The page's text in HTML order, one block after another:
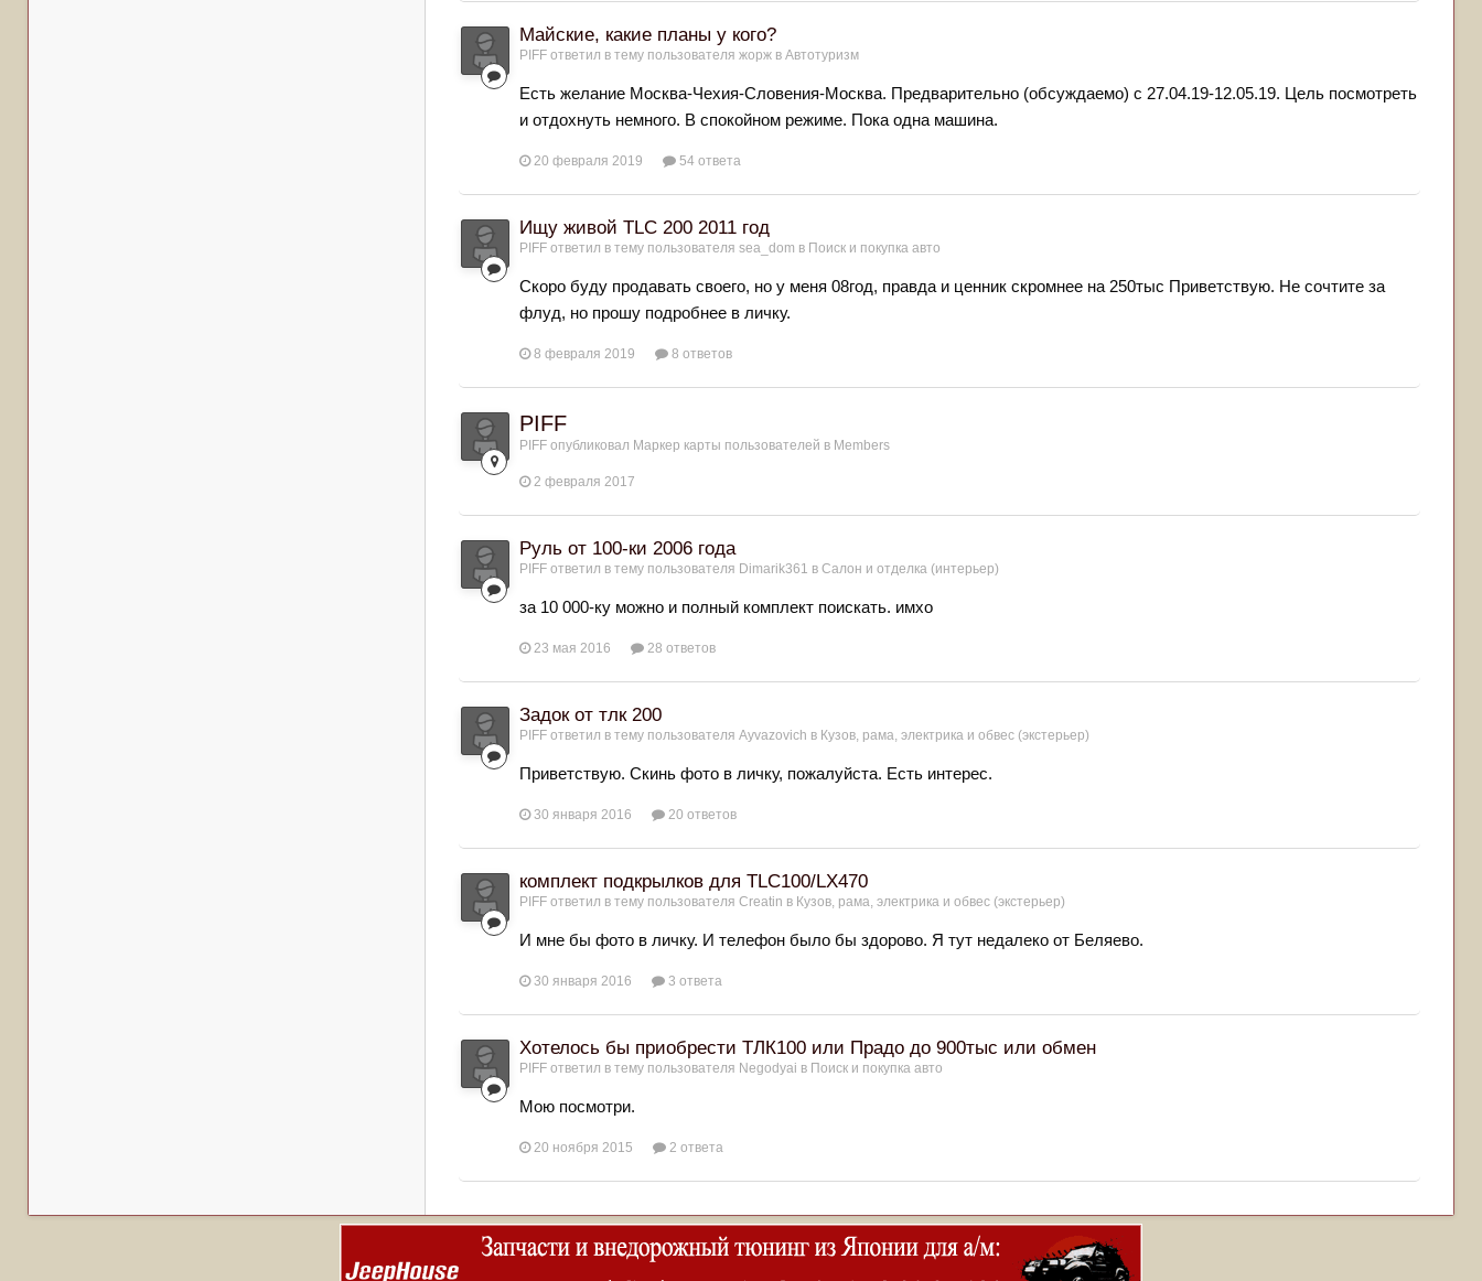
Майские, какие планы у кого?
PIFF ответил в тему пользователя жорж в Автотуризм
Есть желание Москва-Чехия-Словения-Москва. Предварительно (обсуждаемо) с 27.04.19-12.05.19. Цель посмотреть
и отдохнуть немного. В спокойном режиме. Пока одна машина.
20 февраля 2019 54 ответа
Ищу живой TLC 200 2011 год
PIFF ответил в тему пользователя sea_dom в Поиск и покупка авто
Скоро буду продавать своего, но у меня 08год, правда и ценник скромнее на 250тыс Приветствую. Не сочтите за
флуд, но прошу подробнее в личку.
8 февраля 2019 8 ответов
PIFF
PIFF опубликовал Маркер карты пользователей в Members
2 февраля 2017
Руль от 100-ки 2006 года
PIFF ответил в тему пользователя Dimarik361 в Салон и отделка (интерьер)
за 10 000-ку можно и полный комплект поискать. имхо
23 мая 2016 28 ответов
Задок от тлк 200
PIFF ответил в тему пользователя Ayvazovich в Кузов, рама, электрика и обвес (экстерьер)
Приветствую. Скинь фото в личку, пожалуйста. Есть интерес.
30 января 2016 20 ответов
комплект подкрылков для TLC100/LX470
PIFF ответил в тему пользователя Creatin в Кузов, рама, электрика и обвес (экстерьер)
И мне бы фото в личку. И телефон было бы здорово. Я тут недалеко от Беляево.
30 января 2016 3 ответа
Хотелось бы приобрести ТЛК100 или Прадо до 900тыс или обмен
PIFF ответил в тему пользователя Negodyai в Поиск и покупка авто
Мою посмотри.
20 ноября 2015 2 ответа